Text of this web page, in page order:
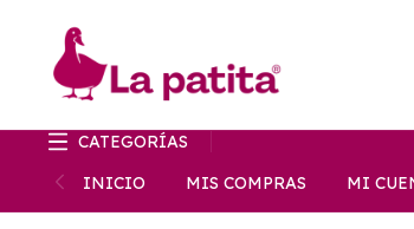
CATEGORÍAS
INICIO
MIS COMPRAS MI